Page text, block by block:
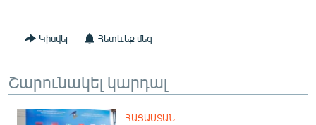
Կիսվել Հետևեք մեզ
Շարունակել կարդալ
ՀԱՅԱՍՏԱՆ